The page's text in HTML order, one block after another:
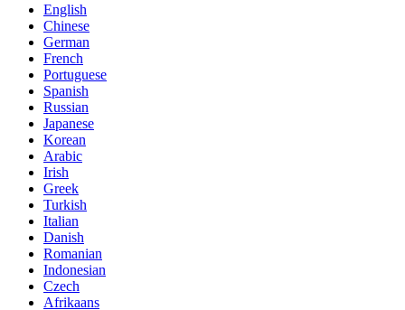
English
Chinese
German
French
Portuguese
Spanish
Russian
Japanese
Korean
Arabic
Irish
Greek
Turkish
Italian
Danish
Romanian
Indonesian
Czech
Afrikaans